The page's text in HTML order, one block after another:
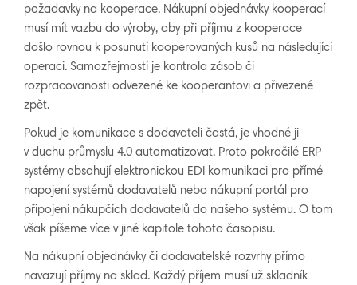
požadavky na kooperace. Nákupní objednávky kooperací
musí mít vazbu do výroby, aby při příjmu z kooperace
došlo rovnou k posunutí kooperovaných kusů na následující
operaci. Samozřejmostí je kontrola zásob či
rozpracovanosti odvezené ke kooperantovi a přivezené
zpět.
Pokud je komunikace s dodavateli častá, je vhodné ji
v duchu průmyslu 4.0 automatizovat. Proto pokročilé ERP
systémy obsahují elektronickou EDI komunikaci pro přímé
napojení systémů dodavatelů nebo nákupní portál pro
připojení nákupčích dodavatelů do našeho systému. O tom
však píšeme více v jiné kapitole tohoto časopisu.
Na nákupní objednávky či dodavatelské rozvrhy přímo
navazují příjmy na sklad. Každý příjem musí už skladník